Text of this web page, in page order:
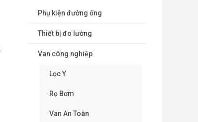
Phụ kiện đường ống
Thiết bị đo lường
Van công nghiệp
Lọc Y
Rọ Bơm
Van An Toàn